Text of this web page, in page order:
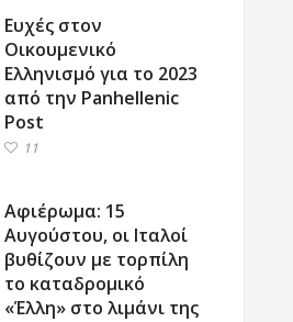
Ευχές στον
Οικουμενικό
Ελληνισμό για το 2023
από την Panhellenic
Post
11
Αφιέρωμα: 15
Αυγούστου, οι Ιταλοί
βυθίζουν με τορπίλη
το καταδρομικό
«Έλλη» στο λιμάνι της